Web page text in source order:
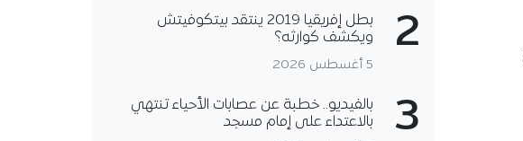
2
بطل إفريقيا 2019 ينتقد بيتكوفيتش
ويكشف كوارثه؟
5 أغسطس 2026
3
بالفيديو.. خطبة عن عصابات الأحياء تنتهي
بالاعتداء على إمام مسجد